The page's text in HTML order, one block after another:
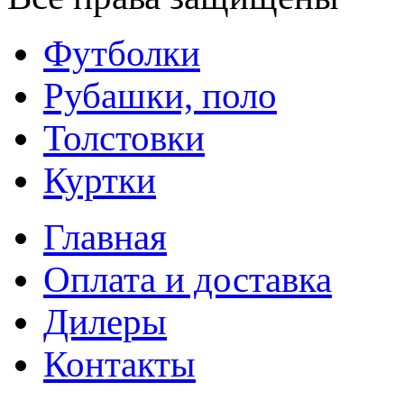
Футболки
Рубашки, поло
Толстовки
Куртки
Главная
Оплата и доставка
Дилеры
Контакты